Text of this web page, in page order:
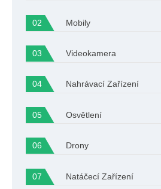
Mobily
Videokamera
Nahrávací Zařízení
Osvětlení
Drony
Natáčecí Zařízení